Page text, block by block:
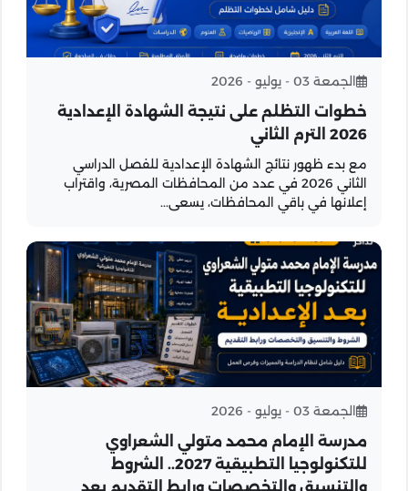
الجمعة 03 - يوليو - 2026
خطوات التظلم على نتيجة الشهادة الإعدادية
2026 الترم الثاني
مع بدء ظهور نتائج الشهادة الإعدادية للفصل الدراسي
الثاني 2026 في عدد من المحافظات المصرية، واقتراب
إعلانها في باقي المحافظات، يسعى...
الجمعة 03 - يوليو - 2026
مدرسة الإمام محمد متولي الشعراوي
للتكنولوجيا التطبيقية 2027.. الشروط
والتنسيق والتخصصات ورابط التقديم بعد